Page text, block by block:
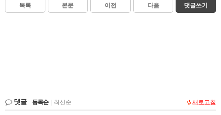
목록 본문 이전 다음 댓글쓰기
댓글 등록순 최신순 새로고침